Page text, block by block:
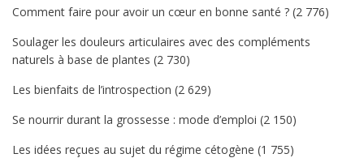
Comment faire pour avoir un cœur en bonne santé ? (2 776)
Soulager les douleurs articulaires avec des compléments
naturels à base de plantes (2 730)
Les bienfaits de l’introspection (2 629)
Se nourrir durant la grossesse : mode d’emploi (2 150)
Les idées reçues au sujet du régime cétogène (1 755)